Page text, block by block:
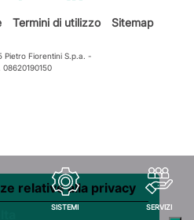
SISTEMI SERVIZI
Termini di utilizzo Sitemap
Pietro Fiorentini S.p.a. -
08620190150
relative alla privacy